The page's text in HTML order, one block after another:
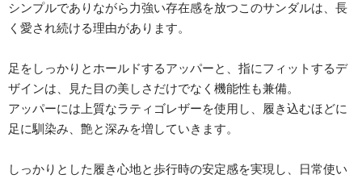
シンプルでありながら力強い存在感を放つこのサンダルは、長
く愛され続ける理由があります。
足をしっかりとホールドするアッパーと、指にフィットするデ
ザインは、見た目の美しさだけでなく機能性も兼備。
アッパーには上質なラティゴレザーを使用し、履き込むほどに
足に馴染み、艶と深みを増していきます。
しっかりとした履き心地と歩行時の安定感を実現し、日常使い